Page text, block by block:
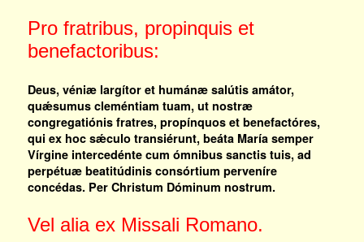
Pro fratribus, propinquis et
benefactoribus:
Deus, véniæ largítor et humánæ salútis amátor,
quǽsumus cleméntiam tuam, ut nostræ
congregatiónis fratres, propínquos et benefactóres,
qui ex hoc sǽculo transiérunt, beáta María semper
Vírgine intercedénte cum ómnibus sanctis tuis, ad
perpétuæ beatitúdinis consórtium perveníre
concédas. Per Christum Dóminum nostrum.
Vel alia ex Missali Romano.